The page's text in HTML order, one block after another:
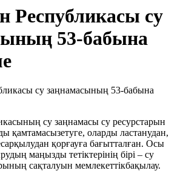
Республикасы су
53-бабына
су заңнамасы су ресурстарын
қамтамасызетуге, оларды ластанудан,
қорғауға бағытталған. Осы
маңызды тетіктерінің бірі – су
сақталуын мемлекеттікбақылау.